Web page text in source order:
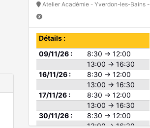
Atelier Académie - Yverdon-les-Bains -
Détails :
09/11/26 :
8:30 → 12:00
13:00 → 16:30
16/11/26 :
8:30 → 12:00
13:00 → 16:30
17/11/26 :
8:30 → 12:00
13:00 → 16:30
30/11/26 :
8:30 → 12:00
13:00 → 16:30